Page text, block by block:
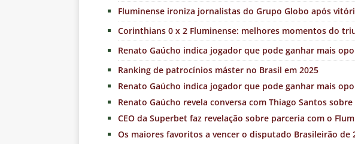
Fluminense ironiza jornalistas do Grupo Globo após
Corinthians 0 x 2 Fluminense: melhores momentos do
Renato Gaúcho indica jogador que pode ganhar mais
Ranking de patrocínios máster no Brasil em 2025
Renato Gaúcho indica jogador que pode ganhar mais
Renato Gaúcho revela conversa com Thiago Santos
CEO da Superbet faz revelação sobre parceria com o
Os maiores favoritos a vencer o disputado Brasileirão de